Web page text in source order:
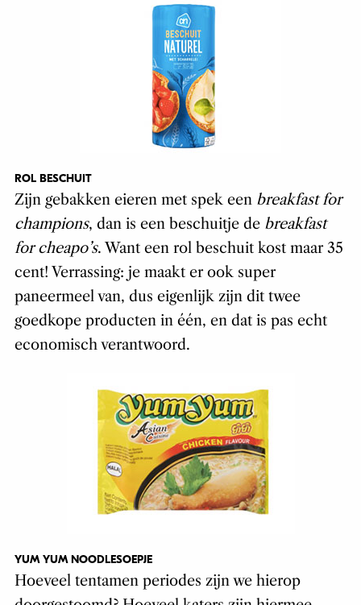
ROL BESCHUIT
Zijn gebakken eieren met spek een breakfast for
champions, dan is een beschuitje de breakfast
for cheapo’s. Want een rol beschuit kost maar 35
cent! Verrassing: je maakt er ook super
paneermeel van, dus eigenlijk zijn dit twee
goedkope producten in één, en dat is pas echt
economisch verantwoord.
YUM YUM NOODLESOEPJE
Hoeveel tentamen periodes zijn we hierop